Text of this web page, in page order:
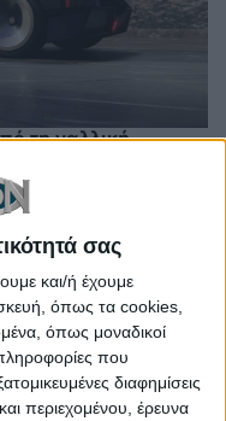
σας
και/ή έχουμε
όπως τα cookies,
όπως μοναδικοί
που
διαφημίσεις
περιεχομένου, έρευνα
τη γαλλική